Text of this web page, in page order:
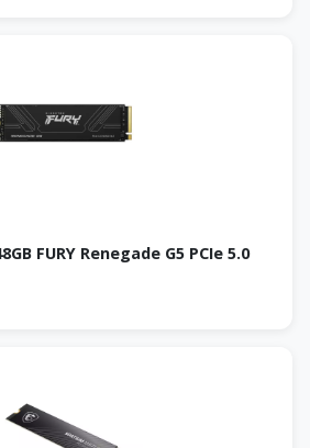
FURY Renegade G5 PCIe 5.0